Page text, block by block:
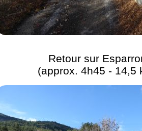
Retour sur
(approx. 4h45 - 14,5